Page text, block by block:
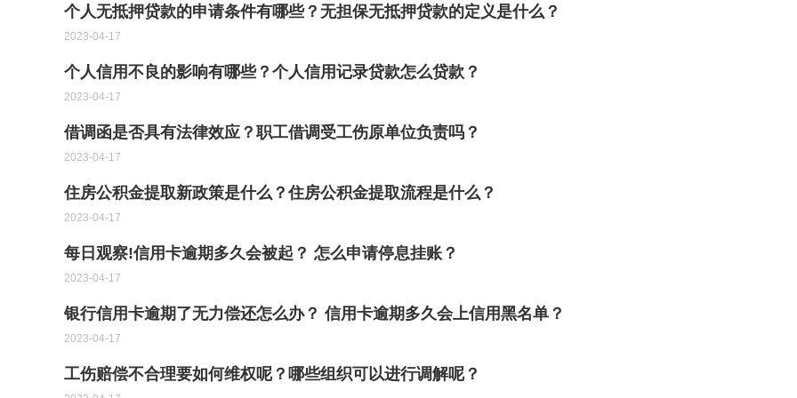
个人无抵押贷款的申请条件有哪些？无担保无抵押贷款的定义是什么？
2023-04-17
个人信用不良的影响有哪些？个人信用记录贷款怎么贷款？
2023-04-17
借调函是否具有法律效应？职工借调受工伤原单位负责吗？
2023-04-17
住房公积金提取新政策是什么？住房公积金提取流程是什么？
2023-04-17
每日观察!信用卡逾期多久会被起？ 怎么申请停息挂账？
2023-04-17
银行信用卡逾期了无力偿还怎么办？ 信用卡逾期多久会上信用黑名单？
2023-04-17
工伤赔偿不合理要如何维权呢？哪些组织可以进行调解呢？